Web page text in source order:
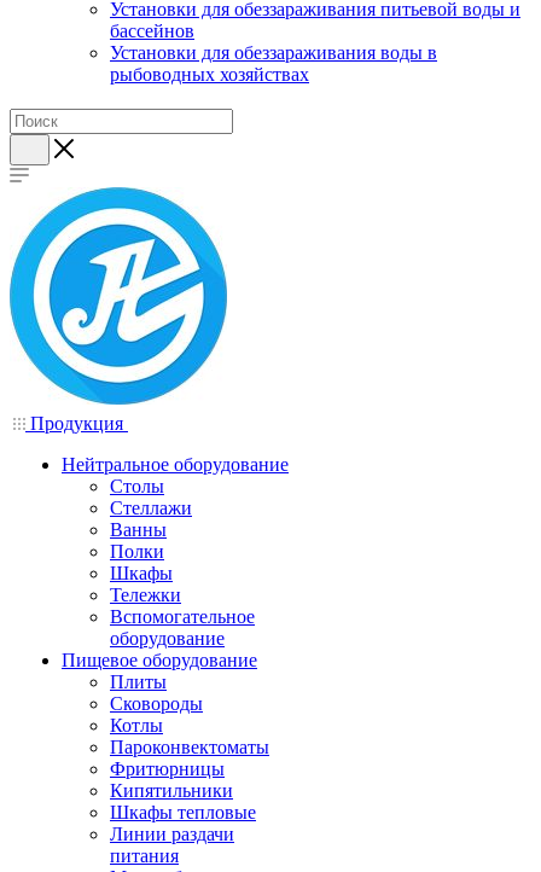
Установки для обеззараживания питьевой воды и
бассейнов
Установки для обеззараживания воды в
рыбоводных хозяйствах
Продукция
Нейтральное оборудование
Столы
Стеллажи
Ванны
Полки
Шкафы
Тележки
Вспомогательное
оборудование
Пищевое оборудование
Плиты
Сковороды
Котлы
Пароконвектоматы
Фритюрницы
Кипятильники
Шкафы тепловые
Линии раздачи
питания